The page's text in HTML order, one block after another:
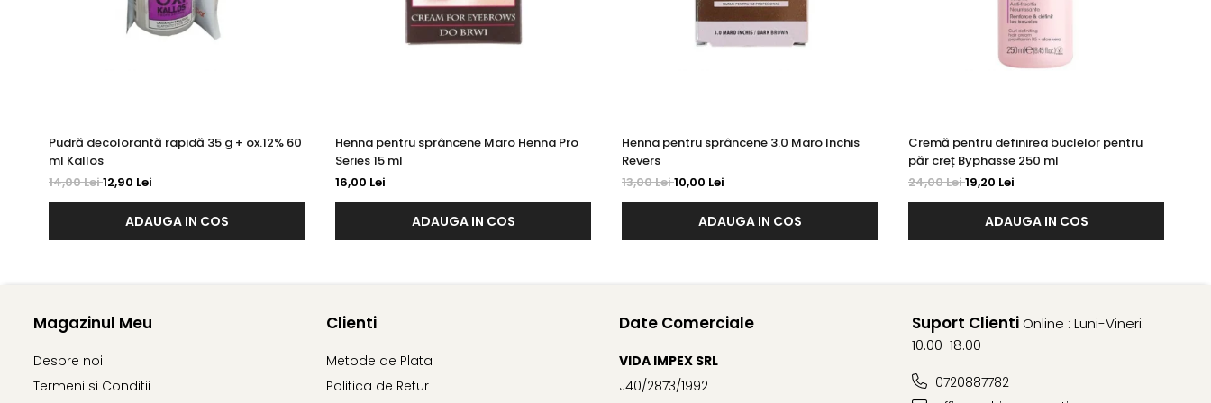
Pudră decolorantă rapidă 35 g + ox.12% 60
ml Kallos
14,00 Lei12,90 Lei
ADAUGA IN COS
Henna pentru sprâncene Maro Henna Pro
Series 15 ml
16,00 Lei
ADAUGA IN COS
Henna pentru sprâncene 3.0 Maro Inchis
Revers
13,00 Lei10,00 Lei
ADAUGA IN COS
Cremă pentru definirea buclelor pentru
păr creț Byphasse 250 ml
24,00 Lei19,20 Lei
ADAUGA IN COS
Magazinul Meu
Despre noi
Termeni si Conditii
Clienti
Metode de Plata
Politica de Retur
Date Comerciale
VIDA IMPEX SRL
J40/2873/1992
Suport Clienti Online : Luni-Vineri:
10.00-18.00
0720887782